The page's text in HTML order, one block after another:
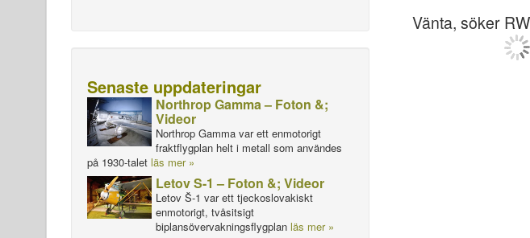
Vänta, söker
Senaste uppdateringar
Northrop Gamma – Foton &;
Videor
Northrop Gamma var ett enmotorigt
fraktflygplan helt i metall som användes
på 1930-talet läs mer »
Letov S-1 – Foton &; Videor
Letov Š-1 var ett tjeckoslovakiskt
enmotorigt, tvåsitsigt
biplansövervakningsflygplan läs mer »